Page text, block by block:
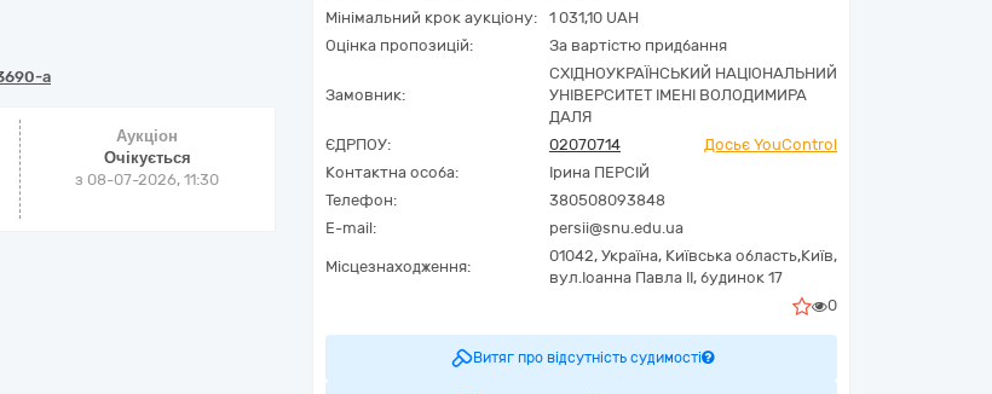
a
Аукціон
Очікується
з 08-07-2026, 11:30
Мінімальний крок аукціону:
1 031,10 UAH
Оцінка пропозицій:
За вартістю придбання
Замовник:
СХІДНОУКРАЇНСЬКИЙ НАЦІОНАЛЬНИЙ
УНІВЕРСИТЕТ ІМЕНІ ВОЛОДИМИРА
ДАЛЯ
ЄДРПОУ:
02070714
Досьє YouControl
Контактна особа:
Ірина ПЕРСІЙ
Телефон:
380508093848
E-mail:
persii@snu.edu.ua
Місцезнаходження:
01042, Україна, Київська область,Київ,
вул.Іоанна Павла ІІ, будинок 17
0
Витяг про відсутність судимості